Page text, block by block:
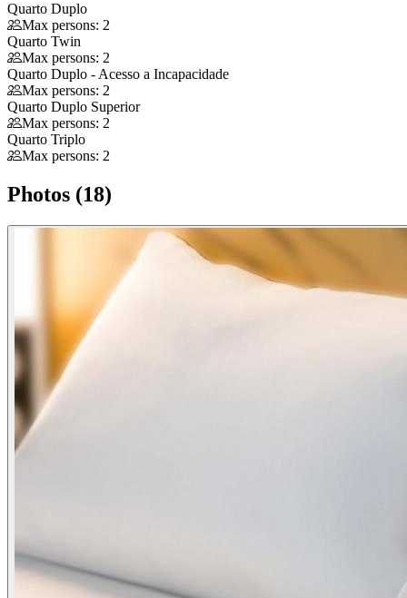
Quarto Duplo
Max persons: 2
Quarto Twin
Max persons: 2
Quarto Duplo - Acesso a Incapacidade
Max persons: 2
Quarto Duplo Superior
Max persons: 2
Quarto Triplo
Max persons: 2
Photos (18)